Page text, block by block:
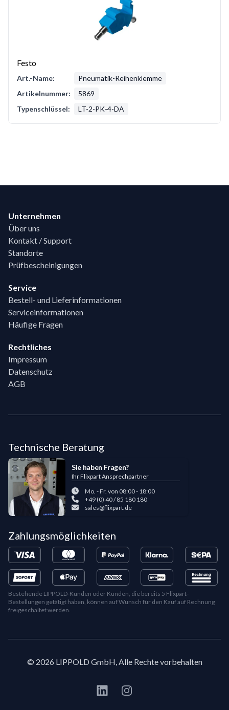
Festo
Art.-Name:
Pneumatik-Reihenklemme
Artikelnummer:
5869
Typenschlüssel:
LT-2-PK-4-DA
Unternehmen
Über uns
Kontakt / Support
Standorte
Prüfbescheinigungen
Service
Bestell- und Lieferinformationen
Serviceinformationen
Häufige Fragen
Rechtliches
Impressum
Datenschutz
AGB
Technische Beratung
Sie haben Fragen?
Ihr Flixpart Ansprechpartner
Mo. - Fr. von 08:00 - 18:00
+49 (0) 40 / 85 180 180
sales@flixpart.de
Zahlungsmöglichkeiten
Bestehende LIPPOLD-Kunden oder Kunden, die bereits 5 Flixpart-
Bestellungen getätigt haben, können auf Wunsch für den Kauf auf Rechnung
freigeschaltet werden.
© 2026 LIPPOLD GmbH, Alle Rechte vorbehalten
LinkedInInstagram